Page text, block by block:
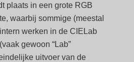
plaats in een grote RGB
waarbij sommige (meestal
werken in de CIELab
gewoon “Lab”
uitvoer van de